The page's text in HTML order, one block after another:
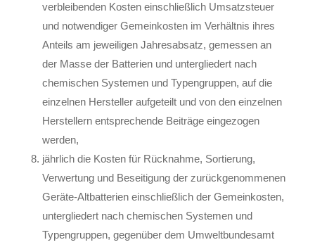
verbleibenden Kosten einschließlich Umsatzsteuer
und notwendiger Gemeinkosten im Verhältnis ihres
Anteils am jeweiligen Jahresabsatz, gemessen an
der Masse der Batterien und untergliedert nach
chemischen Systemen und Typengruppen, auf die
einzelnen Hersteller aufgeteilt und von den einzelnen
Herstellern entsprechende Beiträge eingezogen
werden,
jährlich die Kosten für Rücknahme, Sortierung,
Verwertung und Beseitigung der zurückgenommenen
Geräte-Altbatterien einschließlich der Gemeinkosten,
untergliedert nach chemischen Systemen und
Typengruppen, gegenüber dem Umweltbundesamt